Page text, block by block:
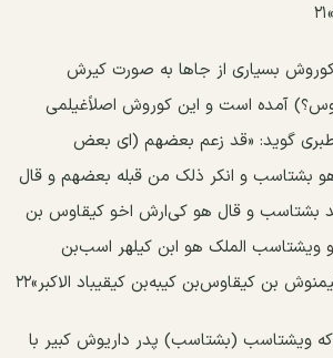
کوروش بسیاری از جا‌ها به صورت کیرش
آمده است و این کوروش اصلاًغیلمی
گوید: «قد زعم بعضهم (ای بعض
بشتاسب و انکر ذلک من قبله بعضهم و قال
بشتاسب و قال هو کی‌ارش اخو کیقاوس بن
و ویشتاسب الملک هو ابن کیلهر اسب‌بن
‌بن کیقاوس‌بن کیبه‌بن کیقیباد الاکبر»۲۲
که ویشتاسب (بشتاسب) پدر داریوش کبیر با